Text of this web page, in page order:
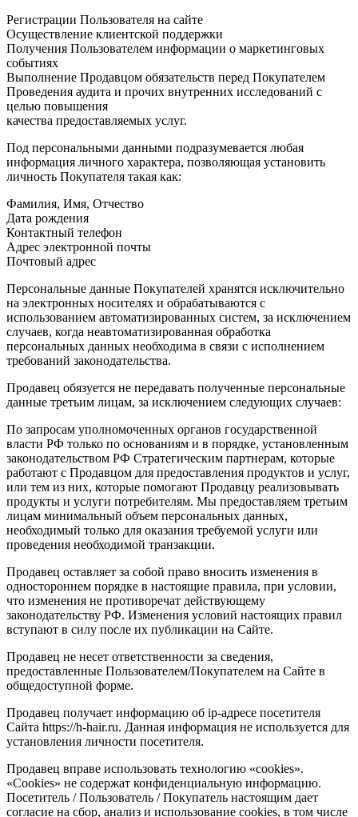
Регистрации Пользователя на сайте
Осуществление клиентской поддержки
Получения Пользователем информации о маркетинговых
событиях
Выполнение Продавцом обязательств перед Покупателем
Проведения аудита и прочих внутренних исследований с
целью повышения
качества предоставляемых услуг.
Под персональными данными подразумевается любая
информация личного характера, позволяющая установить
личность Покупателя такая как:
Фамилия, Имя, Отчество
Дата рождения
Контактный телефон
Адрес электронной почты
Почтовый адрес
Персональные данные Покупателей хранятся исключительно
на электронных носителях и обрабатываются с
использованием автоматизированных систем, за исключением
случаев, когда неавтоматизированная обработка
персональных данных необходима в связи с исполнением
требований законодательства.
Продавец обязуется не передавать полученные персональные
данные третьим лицам, за исключением следующих случаев:
По запросам уполномоченных органов государственной
власти РФ только по основаниям и в порядке, установленным
законодательством РФ Стратегическим партнерам, которые
работают с Продавцом для предоставления продуктов и услуг,
или тем из них, которые помогают Продавцу реализовывать
продукты и услуги потребителям. Мы предоставляем третьим
лицам минимальный объем персональных данных,
необходимый только для оказания требуемой услуги или
проведения необходимой транзакции.
Продавец оставляет за собой право вносить изменения в
одностороннем порядке в настоящие правила, при условии,
что изменения не противоречат действующему
законодательству РФ. Изменения условий настоящих правил
вступают в силу после их публикации на Сайте.
Продавец не несет ответственности за сведения,
предоставленные Пользователем/Покупателем на Сайте в
общедоступной форме.
Продавец получает информацию об ip-адресе посетителя
Сайта https://h-hair.ru. Данная информация не используется для
установления личности посетителя.
Продавец вправе использовать технологию «cookies».
«Cookies» не содержат конфиденциальную информацию.
Посетитель / Пользователь / Покупатель настоящим дает
согласие на сбор, анализ и использование cookies, в том числе